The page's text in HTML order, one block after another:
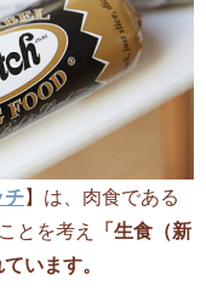
チ】は、肉食である
とを考え
「生食（新
います。